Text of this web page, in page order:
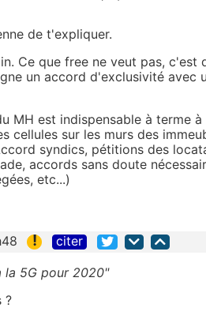
de t'expliquer.
Ce que free ne veut pas, c'est
un accord d'exclusivité avec
MH est indispensable à terme
cellules sur les murs des
syndics, pétitions des
accords sans doute
etc...)
! citer
la 5G pour 2020"
?